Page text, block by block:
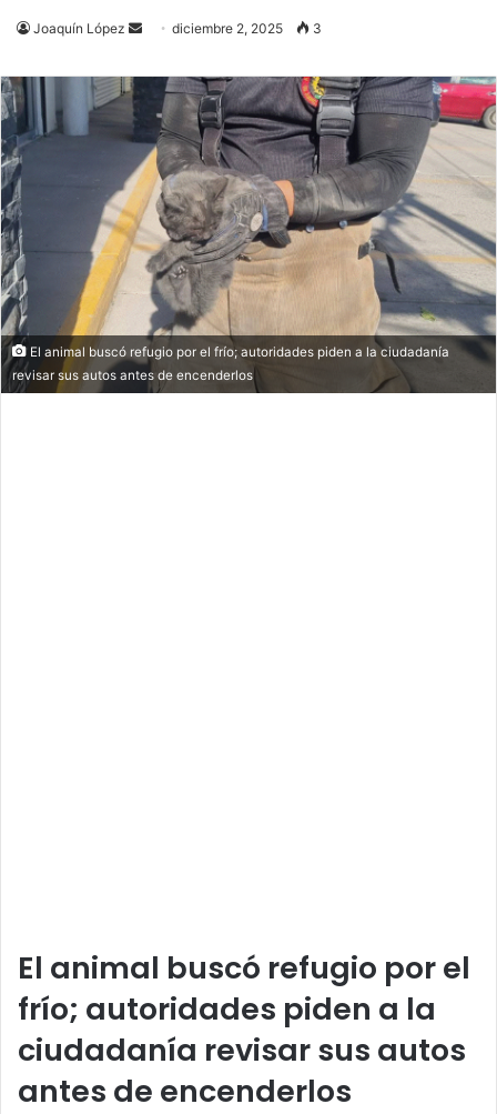
Joaquín López
Send
email
diciembre 2, 2025 3
El animal buscó refugio por el frío; autoridades piden a la ciudadanía
revisar sus autos antes de encenderlos
El animal buscó refugio por el
frío; autoridades piden a la
ciudadanía revisar sus autos
antes de encenderlos